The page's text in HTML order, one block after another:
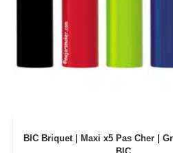
BIC Briquet | Maxi x5 Pas Cher |